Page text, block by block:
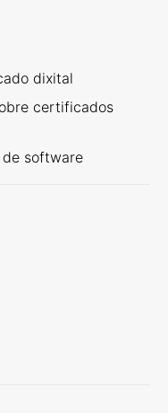
dixital
certificados
software